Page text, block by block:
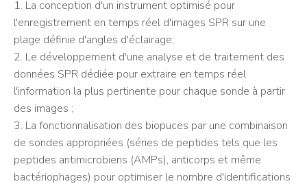
1. La conception d'un instrument optimisé pour
l'enregistrement en temps réel d'images SPR sur une
plage définie d'angles d'éclairage;
2. Le développement d'une analyse et de traitement des
données SPR dédiée pour extraire en temps réel
l'information la plus pertinente pour chaque sonde à partir
des images ;
3. La fonctionnalisation des biopuces par une combinaison
de sondes appropriées (séries de peptides tels que les
peptides antimicrobiens (AMPs), anticorps et même
bactériophages) pour optimiser le nombre d'identifications